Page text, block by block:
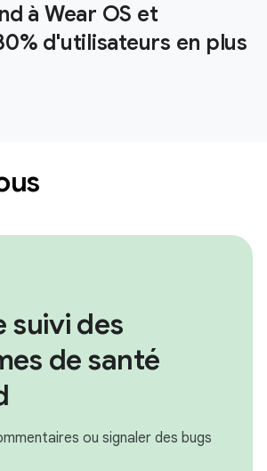
à Wear OS et
d'utilisateurs en plus
suivi des
de santé
ou signaler des bugs